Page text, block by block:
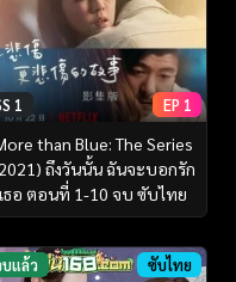
1 EP 1
than Blue: The Series
ถึงวันนั้น ฉันจะบอกรัก
เธอ ตอนที่ 1-10 จบ ซับไทย
บแล้ว ซับไทย